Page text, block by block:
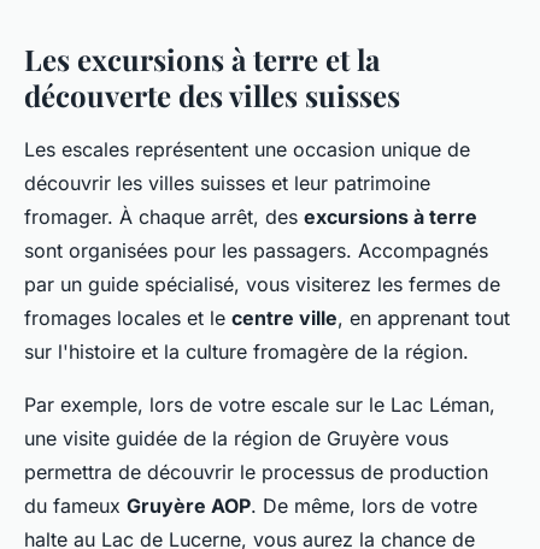
Les excursions à terre et la
découverte des villes suisses
Les escales représentent une occasion unique de
découvrir les villes suisses et leur patrimoine
fromager. À chaque arrêt, des excursions à terre
sont organisées pour les passagers. Accompagnés
par un guide spécialisé, vous visiterez les fermes de
fromages locales et le centre ville, en apprenant tout
sur l'histoire et la culture fromagère de la région.
Par exemple, lors de votre escale sur le Lac Léman,
une visite guidée de la région de Gruyère vous
permettra de découvrir le processus de production
du fameux Gruyère AOP. De même, lors de votre
halte au Lac de Lucerne, vous aurez la chance de